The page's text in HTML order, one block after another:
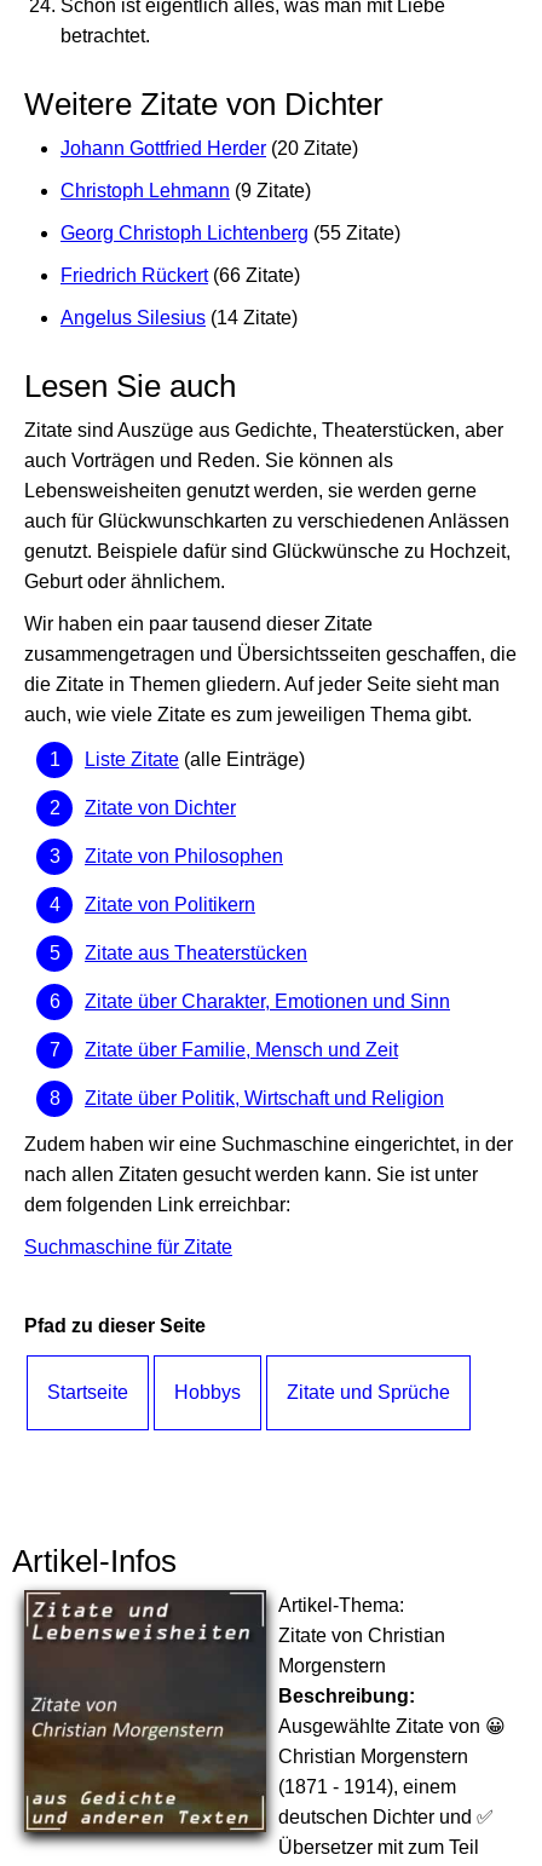
Schön ist eigentlich alles, was man mit Liebe
betrachtet.
Weitere Zitate von Dichter
Johann Gottfried Herder (20 Zitate)
Christoph Lehmann (9 Zitate)
Georg Christoph Lichtenberg (55 Zitate)
Friedrich Rückert(66 Zitate)
Angelus Silesius (14 Zitate)
Lesen Sie auch
Zitate sind Auszüge aus Gedichte, Theaterstücken, aber
auch Vorträgen und Reden. Sie können als
Lebensweisheiten genutzt werden, sie werden gerne
auch für Glückwunschkarten zu verschiedenen Anlässen
genutzt. Beispiele dafür sind Glückwünsche zu Hochzeit,
Geburt oder ähnlichem.
Wir haben ein paar tausend dieser Zitate
zusammengetragen und Übersichtsseiten geschaffen, die
die Zitate in Themen gliedern. Auf jeder Seite sieht man
auch, wie viele Zitate es zum jeweiligen Thema gibt.
Liste Zitate (alle Einträge)
Zitate von Dichter
Zitate von Philosophen
Zitate von Politikern
Zitate aus Theaterstücken
Zitate über Charakter, Emotionen und Sinn
Zitate über Familie, Mensch und Zeit
Zitate über Politik, Wirtschaft und Religion
Zudem haben wir eine Suchmaschine eingerichtet, in der
nach allen Zitaten gesucht werden kann. Sie ist unter
dem folgenden Link erreichbar:
Suchmaschine für Zitate
Pfad zu dieser Seite
Startseite Hobbys Zitate und Sprüche
Artikel-Infos
Artikel-Thema:
Zitate von Christian
Morgenstern
Beschreibung:
Ausgewählte Zitate von 😀
Christian Morgenstern
(1871 - 1914), einem
deutschen Dichter und ✅
Übersetzer mit zum Teil